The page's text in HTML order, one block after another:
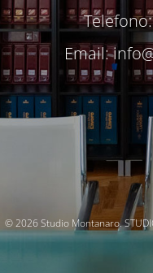
Email:
© 2026 Studio Montanaro.